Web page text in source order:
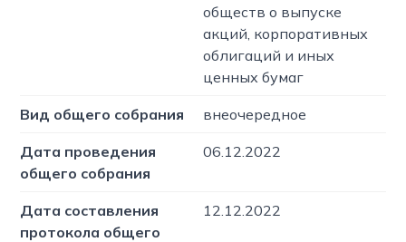
обществ о выпуске
акций, корпоративных
облигаций и иных
ценных бумаг
Вид общего собрания внеочередное
Дата проведения
общего собрания
06.12.2022
Дата составления
протокола общего
12.12.2022